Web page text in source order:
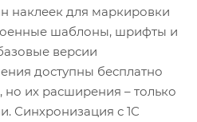
наклеек для маркировки
шаблоны, шрифты и
версии
доступны бесплатно
их расширения – только
Синхронизация с 1С